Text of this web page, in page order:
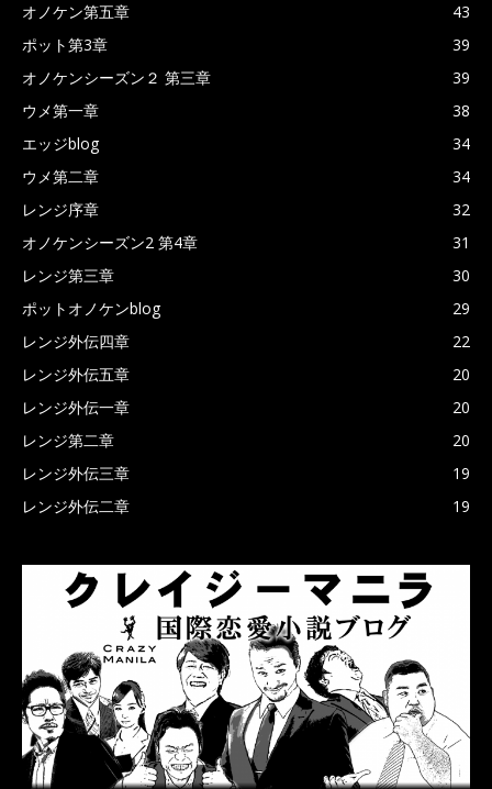
オノケン第五章
43
ポット第3章
39
オノケンシーズン２ 第三章
39
ウメ第一章
38
エッジblog
34
ウメ第二章
34
レンジ序章
32
オノケンシーズン2 第4章
31
レンジ第三章
30
ポットオノケンblog
29
レンジ外伝四章
22
レンジ外伝五章
20
レンジ外伝一章
20
レンジ第二章
20
レンジ外伝三章
19
レンジ外伝二章
19